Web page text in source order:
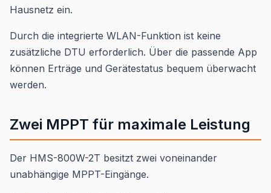
Hausnetz ein.
Durch die integrierte WLAN-Funktion ist keine
zusätzliche DTU erforderlich. Über die passende App
können Erträge und Gerätestatus bequem überwacht
werden.
Zwei MPPT für maximale Leistung
Der HMS-800W-2T besitzt zwei voneinander
unabhängige MPPT-Eingänge.